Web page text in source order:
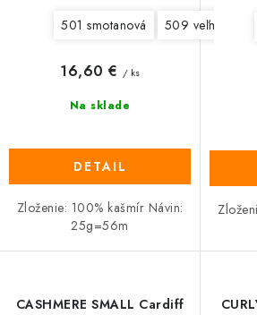
501 smotanová 509 veľmi
Na sklade
16,60 € / ks
DETAIL
Zloženie: 100% kašmír Návin:
25g=56m
CASHMERE SMALL Cardiff